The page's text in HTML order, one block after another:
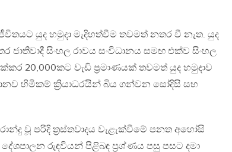
යුද හමුදා මැදිහත්වීම තවමත් නතර වී නැත. යුද
ජාතිවාදී සිංහල රාවය සංවිධානය සමඟ එක්ව සිංහල
20,000කට වැඩි ප්‍රමාණයක් තවමත් යුද හමුදාව
හිමිකම් ක්‍රියාධරයින් බිය ගන්වන සෝදිසි සහ
වූ පරිදි ත්‍රස්තවාදය වැළැක්වීමේ පනත අහෝසි
රුඳවියන් පිළිබඳ ප්‍රශ්ණය පසු පසට දමා